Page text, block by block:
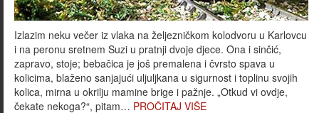
Izlazim neku večer iz vlaka na željezničkom kolodvoru u Karlovcu
i na peronu sretnem Suzi u pratnji dvoje djece. Ona i sinčić,
zapravo, stoje; bebačica je još premalena i čvrsto spava u
kolicima, blaženo sanjajući uljuljkana u sigurnost i toplinu svojih
kolica, mirna u okrilju mamine brige i pažnje. „Otkud vi ovdje,
čekate nekoga?“, pitam… PROČITAJ VIŠE